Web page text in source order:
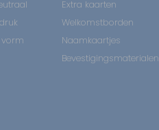
Extra kaarten
Welkomstborden
Naamkaartjes
Bevestigingsmaterialen